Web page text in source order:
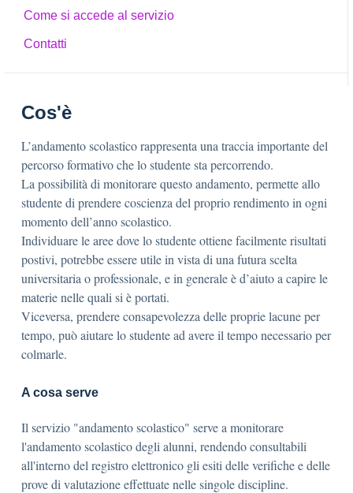
Come si accede al servizio
Contatti
Cos'è
L’andamento scolastico rappresenta una traccia importante del
percorso formativo che lo studente sta percorrendo.
La possibilità di monitorare questo andamento, permette allo
studente di prendere coscienza del proprio rendimento in ogni
momento dell’anno scolastico.
Individuare le aree dove lo studente ottiene facilmente risultati
postivi, potrebbe essere utile in vista di una futura scelta
universitaria o professionale, e in generale è d’aiuto a capire le
materie nelle quali si è portati.
Viceversa, prendere consapevolezza delle proprie lacune per
tempo, può aiutare lo studente ad avere il tempo necessario per
colmarle.
A cosa serve
Il servizio "andamento scolastico" serve a monitorare
l'andamento scolastico degli alunni, rendendo consultabili
all'interno del registro elettronico gli esiti delle verifiche e delle
prove di valutazione effettuate nelle singole discipline.